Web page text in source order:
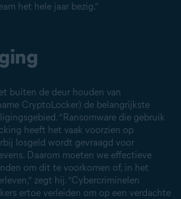
het hele jaar bezig.”
buiten de deur houden van
CryptoLocker) de belangrijkste
“Ransomware die gebruik
heeft het vaak voorzien op
losgeld wordt gevraagd voor
Daarom moeten we effectieve
om dit te voorkomen of, in het
zegt hij. “Cybercriminelen
ertoe verleiden om op een verdachte